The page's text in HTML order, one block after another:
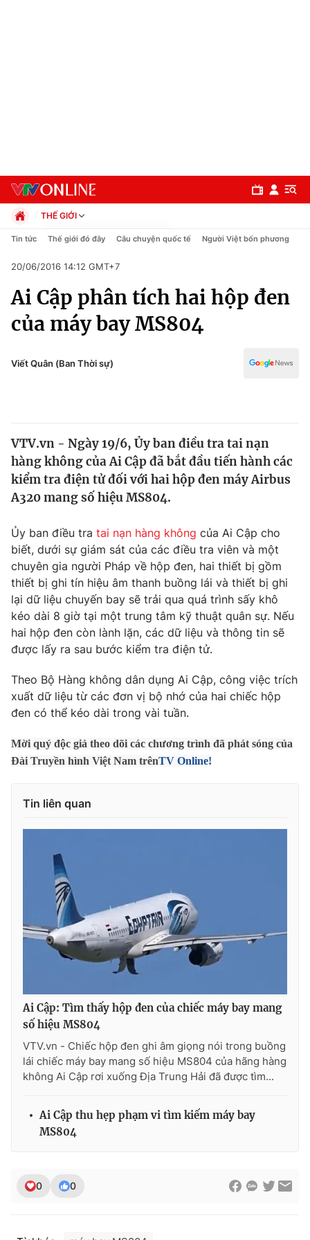
Chuyên mục
Chính trị
Thế giới
Tin tức
Thế giới đó đây
Câu chuyện quốc tế
Tài chính
Thị trường
Góc doanh nghiệp
Dữ liệu và đời sống
Truyền hình
Phim VTV
Hậu trường
Nhân vật
Khán giả
Giải trí
Âm nhạc
Sao
Đời sống
Du lịch
Chất lượng cuộc sống
Giáo dục
Tuyển sinh
Công nghệ
Sản phẩm
Giao lưu trực tuyến
Chuyên mục khác
Emagazine Podcast
Infographic
Video Shorts video
VTV Money
VTV Sức khoẻ Bất động sản
Thị trường 24h Tấm lòng Việt
VTV9
Liên hệ tòa soạn
THẾ GIỚI
Chính trị
Pháp luật
Kinh tế
Thể thao
Truyền hình
Y tế
Tin tức Thế giới đó đây Câu chuyện quốc tế Người Việt bốn phương
20/06/2016 14:12 GMT+7
Ai Cập phân tích hai hộp đen
của máy bay MS804
Viết Quân (Ban Thời sự)
VTV.vn - Ngày 19/6, Ủy ban điều tra tai nạn
hàng không của Ai Cập đã bắt đầu tiến hành các
kiểm tra điện tử đối với hai hộp đen máy Airbus
A320 mang số hiệu MS804.
Ủy ban điều tra tai nạn hàng không của Ai Cập cho
biết, dưới sự giám sát của các điều tra viên và một
chuyên gia người Pháp về hộp đen, hai thiết bị gồm
thiết bị ghi tín hiệu âm thanh buồng lái và thiết bị ghi
lại dữ liệu chuyến bay sẽ trải qua quá trình sấy khô
kéo dài 8 giờ tại một trung tâm kỹ thuật quân sự. Nếu
hai hộp đen còn lành lặn, các dữ liệu và thông tin sẽ
được lấy ra sau bước kiểm tra điện tử.
Theo Bộ Hàng không dân dụng Ai Cập, công việc trích
xuất dữ liệu từ các đơn vị bộ nhớ của hai chiếc hộp
đen có thể kéo dài trong vài tuần.
Mời quý độc giả theo dõi các chương trình đã phát sóng của
Đài Truyền hình Việt Nam trênTV Online!
Tin liên quan
Ai Cập: Tìm thấy hộp đen của chiếc máy bay mang
số hiệu MS804
VTV.vn - Chiếc hộp đen ghi âm giọng nói trong buồng
lái chiếc máy bay mang số hiệu MS804 của hãng hàng
không Ai Cập rơi xuống Địa Trung Hải đã được tìm...
Ai Cập thu hẹp phạm vi tìm kiếm máy bay
MS804
0 0